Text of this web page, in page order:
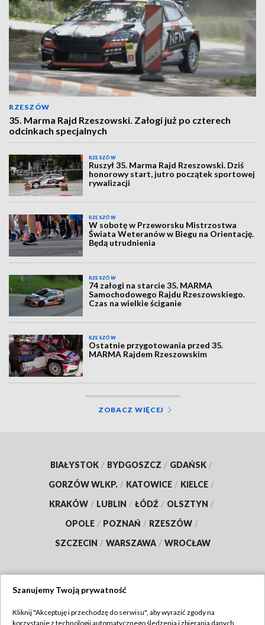
RZESZÓW
35. Marma Rajd Rzeszowski. Załogi już po czterech
odcinkach specjalnych
RZESZÓW
Ruszył 35. Marma Rajd Rzeszowski. Dziś
honorowy start, jutro początek sportowej
rywalizacji
RZESZÓW
W sobotę w Przeworsku Mistrzostwa
Świata Weteranów w Biegu na Orientację.
Będą utrudnienia
RZESZÓW
74 załogi na starcie 35. MARMA
Samochodowego Rajdu Rzeszowskiego.
Czas na wielkie ściganie
RZESZÓW
Ostatnie przygotowania przed 35.
MARMA Rajdem Rzeszowskim
ZOBACZ WIĘCEJ
BIAŁYSTOK / BYDGOSZCZ / GDAŃSK /
GORZÓW WLKP. / KATOWICE / KIELCE /
KRAKÓW / LUBLIN / ŁÓDŹ / OLSZTYN /
OPOLE / POZNAŃ / RZESZÓW /
SZCZECIN / WARSZAWA / WROCŁAW
Szanujemy Twoją prywatność
Kliknij "Akceptuję i przechodzę do serwisu", aby wyrazić zgody na
korzystanie z technologii automatycznego śledzenia i zbierania danych,